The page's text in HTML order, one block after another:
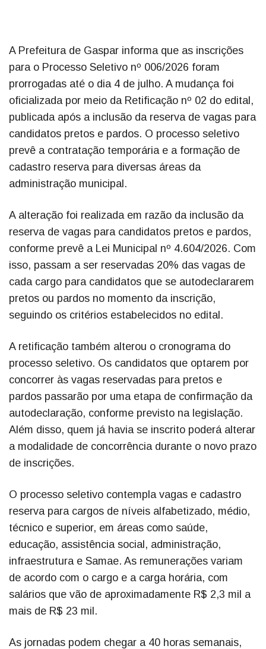
A Prefeitura de Gaspar informa que as inscrições
para o Processo Seletivo nº 006/2026 foram
prorrogadas até o dia 4 de julho. A mudança foi
oficializada por meio da Retificação nº 02 do edital,
publicada após a inclusão da reserva de vagas para
candidatos pretos e pardos. O processo seletivo
prevê a contratação temporária e a formação de
cadastro reserva para diversas áreas da
administração municipal.
A alteração foi realizada em razão da inclusão da
reserva de vagas para candidatos pretos e pardos,
conforme prevê a Lei Municipal nº 4.604/2026. Com
isso, passam a ser reservadas 20% das vagas de
cada cargo para candidatos que se autodeclararem
pretos ou pardos no momento da inscrição,
seguindo os critérios estabelecidos no edital.
A retificação também alterou o cronograma do
processo seletivo. Os candidatos que optarem por
concorrer às vagas reservadas para pretos e
pardos passarão por uma etapa de confirmação da
autodeclaração, conforme previsto na legislação.
Além disso, quem já havia se inscrito poderá alterar
a modalidade de concorrência durante o novo prazo
de inscrições.
O processo seletivo contempla vagas e cadastro
reserva para cargos de níveis alfabetizado, médio,
técnico e superior, em áreas como saúde,
educação, assistência social, administração,
infraestrutura e Samae. As remunerações variam
de acordo com o cargo e a carga horária, com
salários que vão de aproximadamente R$ 2,3 mil a
mais de R$ 23 mil.
As jornadas podem chegar a 40 horas semanais,